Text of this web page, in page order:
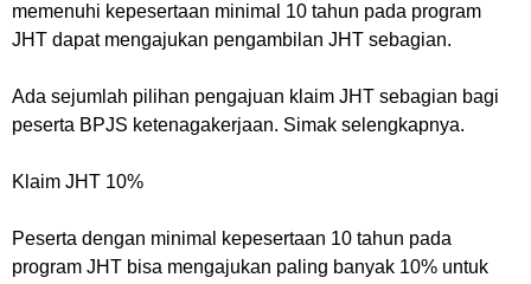
memenuhi kepesertaan minimal 10 tahun pada program
JHT dapat mengajukan pengambilan JHT sebagian.
Ada sejumlah pilihan pengajuan klaim JHT sebagian bagi
peserta BPJS ketenagakerjaan. Simak selengkapnya.
Klaim JHT 10%
Peserta dengan minimal kepesertaan 10 tahun pada
program JHT bisa mengajukan paling banyak 10% untuk